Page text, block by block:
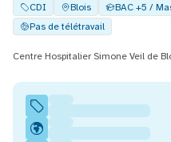
CDI Blois BAC +5 /
Pas de télétravail
Centre Hospitalier Simone Veil de